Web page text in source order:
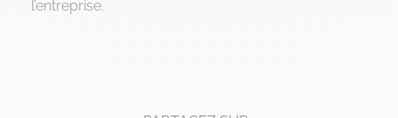
l’entreprise.